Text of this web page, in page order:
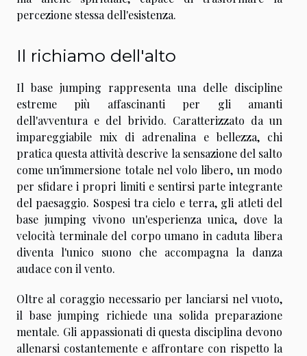
percezione stessa dell'esistenza.
Il richiamo dell'alto
Il base jumping rappresenta una delle discipline
estreme più affascinanti per gli amanti
dell'avventura e del brivido. Caratterizzato da un
impareggiabile mix di adrenalina e bellezza, chi
pratica questa attività descrive la sensazione del salto
come un'immersione totale nel volo libero, un modo
per sfidare i propri limiti e sentirsi parte integrante
del paesaggio. Sospesi tra cielo e terra, gli atleti del
base jumping vivono un'esperienza unica, dove la
velocità terminale del corpo umano in caduta libera
diventa l'unico suono che accompagna la danza
audace con il vento.
Oltre al coraggio necessario per lanciarsi nel vuoto,
il base jumping richiede una solida preparazione
mentale. Gli appassionati di questa disciplina devono
allenarsi costantemente e affrontare con rispetto la